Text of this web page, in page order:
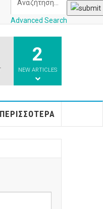
Advanced Search
2
NEW ARTICLES
ΠΕΡΙΣΣΌΤΕΡΑ